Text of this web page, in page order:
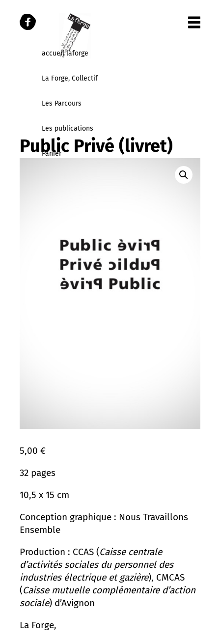
accueil laforge
La Forge, Collectif
Les Parcours
Les publications
Panier
Public Privé (livret)
5,00€
32 pages
10,5 x 15 cm
Conception graphique : Nous Travaillons
Ensemble
Production : CCAS (Caisse centrale
d’activités sociales du personnel des
industries électrique et gazière), CMCAS
(Caisse mutuelle complémentaire d’action
sociale) d’Avignon
La Forge,